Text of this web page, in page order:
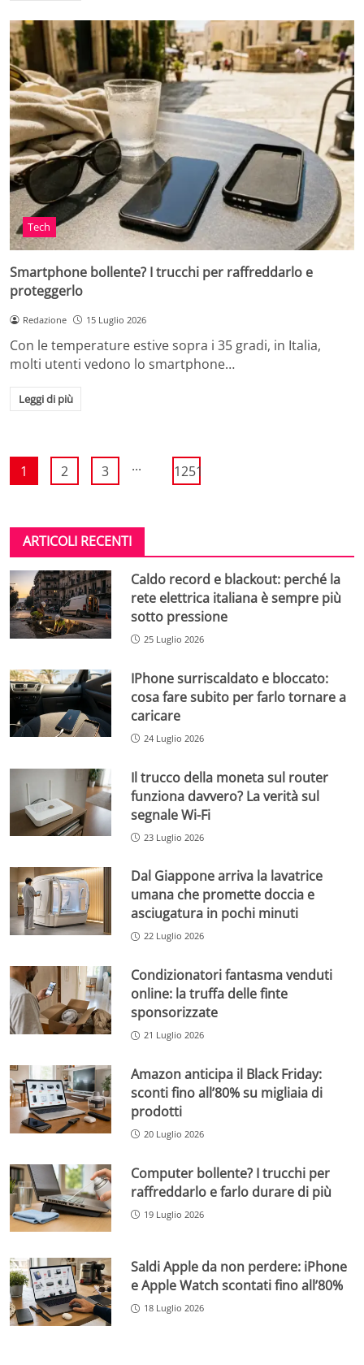
Tech
Smartphone bollente? I trucchi per raffreddarlo e
proteggerlo
Redazione 15 Luglio 2026
Con le temperature estive sopra i 35 gradi, in Italia,
molti utenti vedono lo smartphone…
Leggi di più
1 2 3 ... 1251
ARTICOLI RECENTI
Caldo record e blackout: perché la
rete elettrica italiana è sempre più
sotto pressione
25 Luglio 2026
IPhone surriscaldato e bloccato:
cosa fare subito per farlo tornare a
caricare
24 Luglio 2026
Il trucco della moneta sul router
funziona davvero? La verità sul
segnale Wi-Fi
23 Luglio 2026
Dal Giappone arriva la lavatrice
umana che promette doccia e
asciugatura in pochi minuti
22 Luglio 2026
Condizionatori fantasma venduti
online: la truffa delle finte
sponsorizzate
21 Luglio 2026
Amazon anticipa il Black Friday:
sconti fino all’80% su migliaia di
prodotti
20 Luglio 2026
Computer bollente? I trucchi per
raffreddarlo e farlo durare di più
19 Luglio 2026
Saldi Apple da non perdere: iPhone
e Apple Watch scontati fino all’80%
18 Luglio 2026